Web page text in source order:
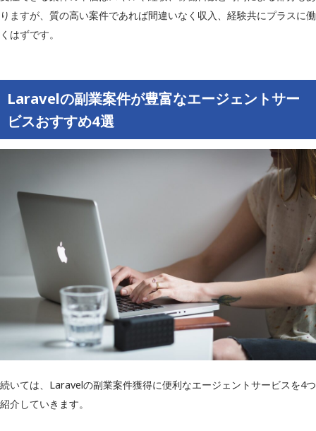
りますが、質の高い案件であれば間違いなく収入、経験共にプラスに働
くはずです。
Laravelの副業案件が豊富なエージェントサー
ビスおすすめ4選
続いては、Laravelの副業案件獲得に便利なエージェントサービスを4つ
紹介していきます。